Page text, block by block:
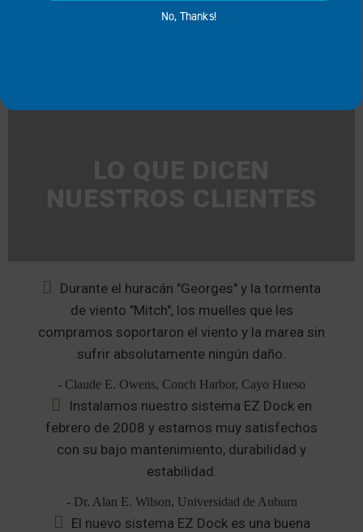
Durante el huracán "Georges" y la tormenta
de viento "Mitch", los muelles que les
compramos soportaron el viento y la marea sin
sufrir absolutamente ningún daño.
- Claude E. Owens, Conch Harbor, Cayo Hueso
Instalamos nuestro sistema EZ Dock en
febrero de 2008 y estamos muy satisfechos
con su bajo mantenimiento, durabilidad y
estabilidad.
- Dr. Alan E. Wilson, Universidad de Auburn
El nuevo sistema EZ Dock es una buena
No, Thanks!